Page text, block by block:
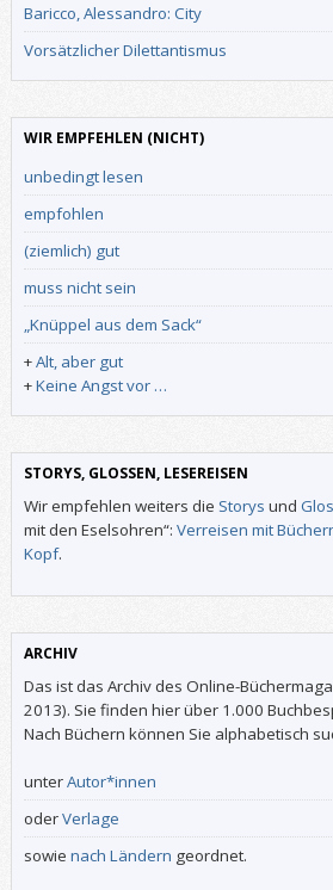
Baricco, Alessandro: City
Vorsätzlicher Dilettantismus
WIR EMPFEHLEN (NICHT)
unbedingt lesen
empfohlen
(ziemlich) gut
muss nicht sein
„Knüppel aus dem Sack“
+Alt, aber gut
+Keine Angst vor …
STORYS, GLOSSEN, LESEREISEN
Wir empfehlen weiters die Storys und
mit den Eselsohren“: Verreisen mit
Kopf.
ARCHIV
Das ist das Archiv des Online-
2013). Sie finden hier über 1.000
Nach Büchern können Sie alphabetisch
unterAutor*innen
oderVerlage
sowie nach Ländern geordnet.